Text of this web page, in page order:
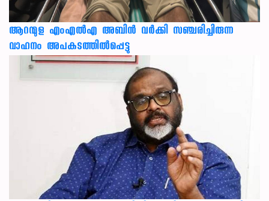
ആറന്മുള എംഎൽഎ അബിൻ വർക്കി സഞ്ചരിച്ചിരുന്ന
വാഹനം അപകടത്തിൽപ്പെട്ടു